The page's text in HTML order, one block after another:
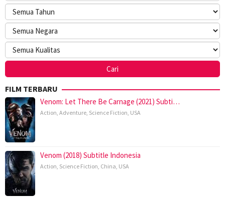
FILM TERBARU
Venom: Let There Be Carnage (2021) Subti…
Action, Adventure, Science Fiction, USA
Venom (2018) Subtitle Indonesia
Action, Science Fiction, China, USA